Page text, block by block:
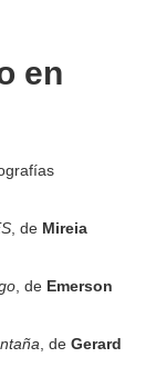
en
, de Mireia
, de Emerson
, de Gerard